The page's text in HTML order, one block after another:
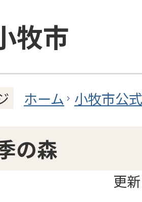
牧市
ホーム 小牧市公
の森
更